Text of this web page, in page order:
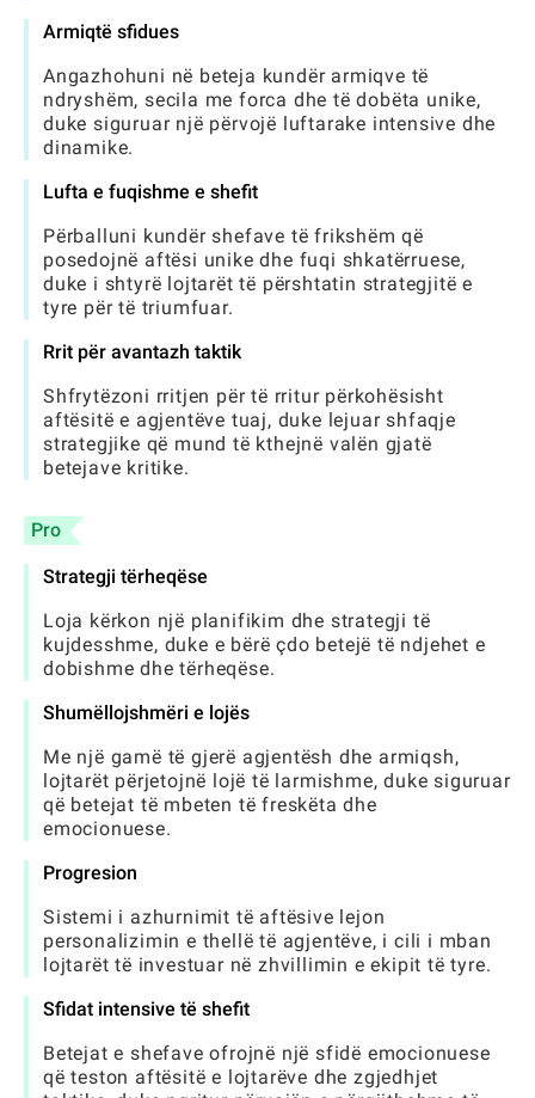
Armiqtë sfidues
Angazhohuni në beteja kundër armiqve të
ndryshëm, secila me forca dhe të dobëta unike,
duke siguruar një përvojë luftarake intensive dhe
dinamike.
Lufta e fuqishme e shefit
Përballuni kundër shefave të frikshëm që
posedojnë aftësi unike dhe fuqi shkatërruese,
duke i shtyrë lojtarët të përshtatin strategjitë e
tyre për të triumfuar.
Rrit për avantazh taktik
Shfrytëzoni rritjen për të rritur përkohësisht
aftësitë e agjentëve tuaj, duke lejuar shfaqje
strategjike që mund të kthejnë valën gjatë
betejave kritike.
Pro
Strategji tërheqëse
Loja kërkon një planifikim dhe strategji të
kujdesshme, duke e bërë çdo betejë të ndjehet e
dobishme dhe tërheqëse.
Shumëllojshmëri e lojës
Me një gamë të gjerë agjentësh dhe armiqsh,
lojtarët përjetojnë lojë të larmishme, duke siguruar
që betejat të mbeten të freskëta dhe
emocionuese.
Progresion
Sistemi i azhurnimit të aftësive lejon
personalizimin e thellë të agjentëve, i cili i mban
lojtarët të investuar në zhvillimin e ekipit të tyre.
Sfidat intensive të shefit
Betejat e shefave ofrojnë një sfidë emocionuese
që teston aftësitë e lojtarëve dhe zgjedhjet